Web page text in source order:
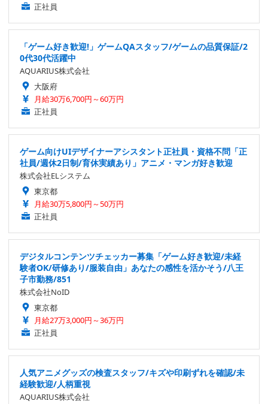
正社員
「ゲーム好き歓迎!」ゲームQAスタッフ/ゲームの品質保証/2
0代30代活躍中
AQUARIUS株式会社
大阪府
月給30万6,700円～60万円
正社員
ゲーム向けUIデザイナーアシスタント正社員・資格不問「正
社員/週休2日制/育休実績あり」アニメ・マンガ好き歓迎
株式会社ELシステム
東京都
月給30万5,800円～50万円
正社員
デジタルコンテンツチェッカー募集「ゲーム好き歓迎/未経
験者OK/研修あり/服装自由」あなたの感性を活かそう/八王
子市勤務/851
株式会社NoID
東京都
月給27万3,000円～36万円
正社員
人気アニメグッズの検査スタッフ/キズや印刷ずれを確認/未
経験歓迎/人柄重視
AQUARIUS株式会社